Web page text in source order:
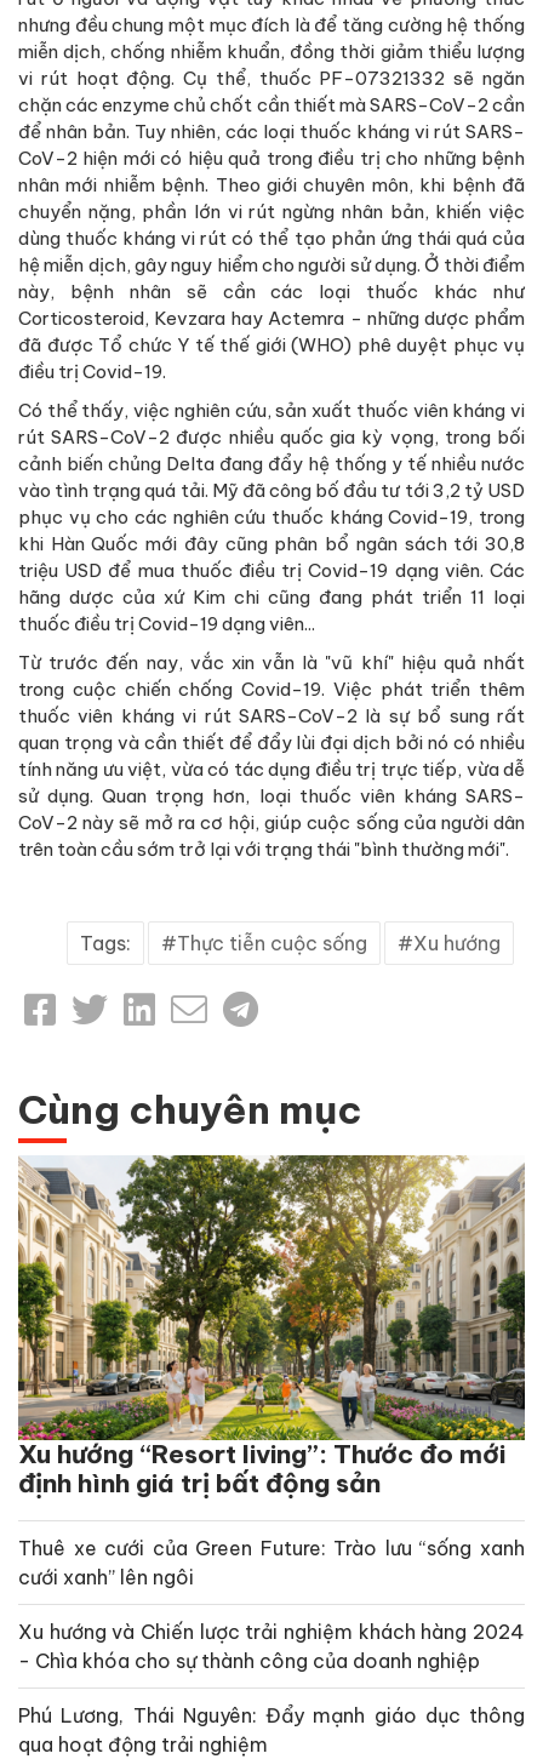
nhưng đều chung một mục đích là để tăng cường hệ thống
miễn dịch, chống nhiễm khuẩn, đồng thời giảm thiểu lượng
vi rút hoạt động. Cụ thể, thuốc PF-07321332 sẽ ngăn
chặn các enzyme chủ chốt cần thiết mà SARS-CoV-2 cần
để nhân bản. Tuy nhiên, các loại thuốc kháng vi rút SARS-
CoV-2 hiện mới có hiệu quả trong điều trị cho những bệnh
nhân mới nhiễm bệnh. Theo giới chuyên môn, khi bệnh đã
chuyển nặng, phần lớn vi rút ngừng nhân bản, khiến việc
dùng thuốc kháng vi rút có thể tạo phản ứng thái quá của
hệ miễn dịch, gây nguy hiểm cho người sử dụng. Ở thời điểm
này, bệnh nhân sẽ cần các loại thuốc khác như
Corticosteroid, Kevzara hay Actemra - những dược phẩm
đã được Tổ chức Y tế thế giới (WHO) phê duyệt phục vụ
điều trị Covid-19.
Có thể thấy, việc nghiên cứu, sản xuất thuốc viên kháng vi
rút SARS-CoV-2 được nhiều quốc gia kỳ vọng, trong bối
cảnh biến chủng Delta đang đẩy hệ thống y tế nhiều nước
vào tình trạng quá tải. Mỹ đã công bố đầu tư tới 3,2 tỷ USD
phục vụ cho các nghiên cứu thuốc kháng Covid-19, trong
khi Hàn Quốc mới đây cũng phân bổ ngân sách tới 30,8
triệu USD để mua thuốc điều trị Covid-19 dạng viên. Các
hãng dược của xứ Kim chi cũng đang phát triển 11 loại
thuốc điều trị Covid-19 dạng viên...
Từ trước đến nay, vắc xin vẫn là "vũ khí" hiệu quả nhất
trong cuộc chiến chống Covid-19. Việc phát triển thêm
thuốc viên kháng vi rút SARS-CoV-2 là sự bổ sung rất
quan trọng và cần thiết để đẩy lùi đại dịch bởi nó có nhiều
tính năng ưu việt, vừa có tác dụng điều trị trực tiếp, vừa dễ
sử dụng. Quan trọng hơn, loại thuốc viên kháng SARS-
CoV-2 này sẽ mở ra cơ hội, giúp cuộc sống của người dân
trên toàn cầu sớm trở lại với trạng thái "bình thường mới".
Tags: Thực tiễn cuộc sống Xu hướng
Cùng chuyên mục
Xu hướng “Resort living”: Thước đo mới
định hình giá trị bất động sản
Thuê xe cưới của Green Future: Trào lưu “sống xanh
cưới xanh” lên ngôi
Xu hướng và Chiến lược trải nghiệm khách hàng 2024
- Chìa khóa cho sự thành công của doanh nghiệp
Phú Lương, Thái Nguyên: Đẩy mạnh giáo dục thông
qua hoạt động trải nghiệm